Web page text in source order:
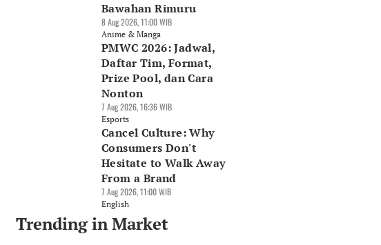
Bawahan Rimuru
8 Aug 2026, 11:00 WIB
Anime & Manga
PMWC 2026: Jadwal,
Daftar Tim, Format,
Prize Pool, dan Cara
Nonton
7 Aug 2026, 16:36 WIB
Esports
Cancel Culture: Why
Consumers Don't
Hesitate to Walk Away
From a Brand
7 Aug 2026, 11:00 WIB
English
Trending in Market